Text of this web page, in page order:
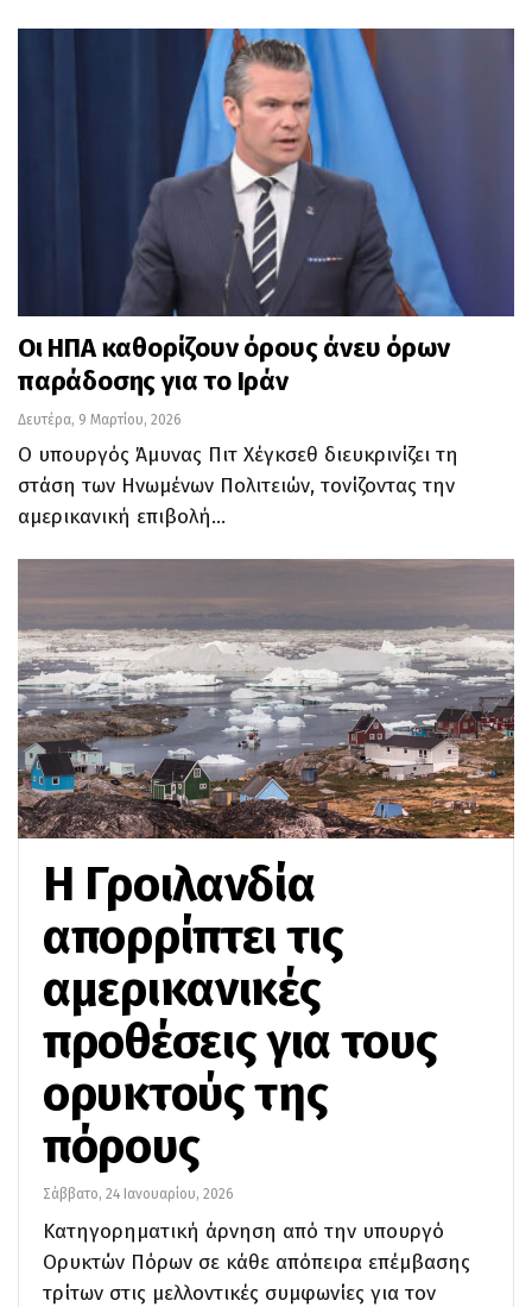
Οι ΗΠΑ καθορίζουν όρους άνευ όρων
παράδοσης για το Ιράν
Δευτέρα, 9 Μαρτίου, 2026
Ο υπουργός Άμυνας Πιτ Χέγκσεθ διευκρινίζει τη
στάση των Ηνωμένων Πολιτειών, τονίζοντας την
αμερικανική επιβολή…
Η Γροιλανδία
απορρίπτει τις
αμερικανικές
προθέσεις για τους
ορυκτούς της
πόρους
Σάββατο, 24 Ιανουαρίου, 2026
Κατηγορηματική άρνηση από την υπουργό
Ορυκτών Πόρων σε κάθε απόπειρα επέμβασης
τρίτων στις μελλοντικές συμφωνίες για τον